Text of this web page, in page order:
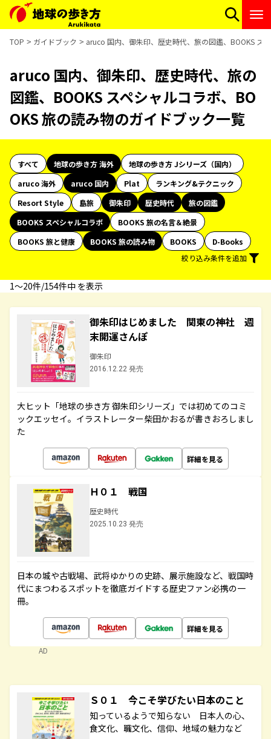
TOP ガイドブック aruco 国内、御朱印、歴史時代、旅の図鑑、BOOKS ス
aruco 国内、御朱印、歴史時代、旅の
図鑑、BOOKS スペシャルコラボ、BO
OKS 旅の読み物のガイドブック一覧
すべて 地球の歩き方 海外
地球の歩き方 Jシリーズ（国内）
aruco 海外
aruco 国内 Plat
ランキング&テクニック
Resort Style
島旅 御朱印 歴史時代
旅の図鑑
BOOKS スペシャルコラボ
BOOKS 旅の名言＆絶景
BOOKS 旅と健康
BOOKS 旅の読み物 BOOKS
D-Books
絞り込み条件を追加
1〜20件/154件中 を表示
御朱印はじめました 関東の神社 週
末開運さんぽ
御朱印
2016.12.22 発売
大ヒット「地球の歩き方 御朱印シリーズ」では初めてのコミ
ックエッセイ。イラストレーター柴田かおるが書きおろしまし
た
詳細を見る
Ｈ０１ 戦国
歴史時代
2025.10.23 発売
日本の城や古戦場、武将ゆかりの史跡、展示施設など、戦国時
代にまつわるスポットを徹底ガイドする歴史ファン必携の一
冊。
詳細を見る
AD
Ｓ０１ 今こそ学びたい日本のこと
知っているようで知らない 日本人の心、
食文化、職文化、信仰、地域の魅力など